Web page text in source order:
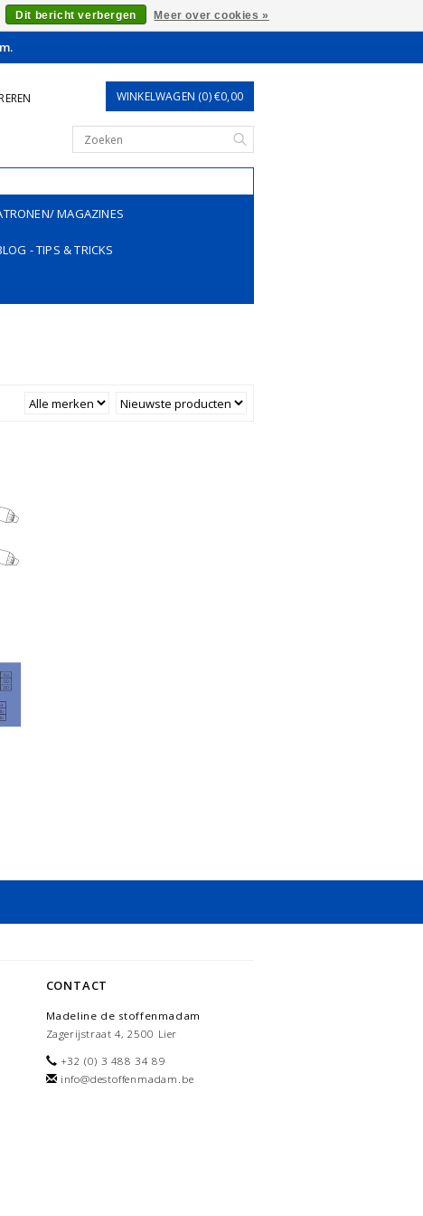
WINKELWAGEN (0) €0,00
MAGAZINES
- TIPS & TRICKS
CONTACT
Madeline de stoffenmadam
Zagerijstraat 4, 2500 Lier
+32 (0) 3 488 34 89
info@destoffenmadam.be
Dit bericht verbergen Meer over cookies »